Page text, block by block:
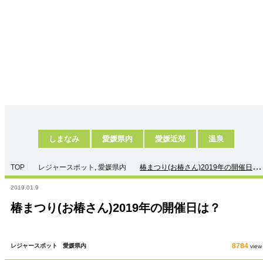
しまなみ 愛媛県内 愛媛近郊 温泉
TOP レジャースポット , 愛媛県内
椿まつり(お椿さん)2019年の開催日
は？
2019.01.9
椿まつり(お椿さん)2019年の開催日は？
レジャースポット 愛媛県内 8784 view